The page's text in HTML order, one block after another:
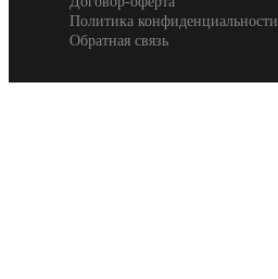
Политика конфиденциальности
Обратная связь